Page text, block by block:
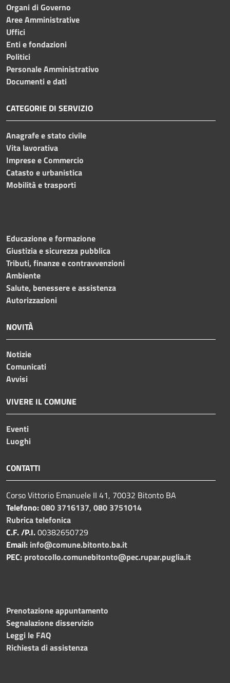
Organi di Governo
Aree Amministrative
Uffici
Enti e fondazioni
Politici
Personale Amministrativo
Documenti e dati
CATEGORIE DI SERVIZIO
Anagrafe e stato civile
Vita lavorativa
Imprese e Commercio
Catasto e urbanistica
Mobilità e trasporti
Educazione e formazione
Giustizia e sicurezza pubblica
Tributi, finanze e contravvenzioni
Ambiente
Salute, benessere e assistenza
Autorizzazioni
NOVITÀ
Notizie
Comunicati
Avvisi
VIVERE IL COMUNE
Eventi
Luoghi
CONTATTI
Corso Vittorio Emanuele II 41, 70032 Bitonto BA
Telefono:080 3716137, 080 3751014
Rubrica telefonica
C.F. /P.I.00382650729
Email: info@comune.bitonto.ba.it
PEC: protocollo.comunebitonto@pec.rupar.puglia.it
Prenotazione appuntamento
Segnalazione disservizio
Leggi le FAQ
Richiesta di assistenza